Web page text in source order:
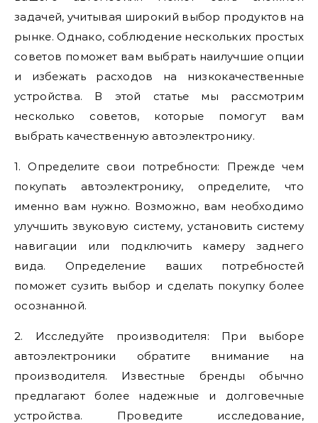
задачей, учитывая широкий выбор продуктов на
рынке. Однако, соблюдение нескольких простых
советов поможет вам выбрать наилучшие опции
и избежать расходов на низкокачественные
устройства. В этой статье мы рассмотрим
несколько советов, которые помогут вам
выбрать качественную автоэлектронику.
1. Определите свои потребности: Прежде чем
покупать автоэлектронику, определите, что
именно вам нужно. Возможно, вам необходимо
улучшить звуковую систему, установить систему
навигации или подключить камеру заднего
вида. Определение ваших потребностей
поможет сузить выбор и сделать покупку более
осознанной.
2. Исследуйте производителя: При выборе
автоэлектроники обратите внимание на
производителя. Известные бренды обычно
предлагают более надежные и долговечные
устройства. Проведите исследование,